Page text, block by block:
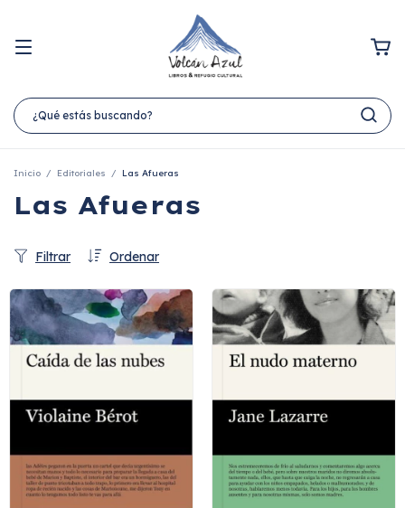
Inicio / Editoriales / Las Afueras
Las Afueras
Ordenar
Filtrar